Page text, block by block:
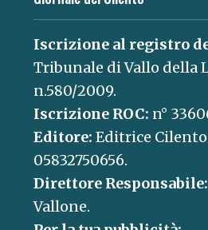
Iscrizione al registro
Tribunale di Vallo della
n.580/2009.
Iscrizione ROC: n°
Editore: Editrice Cilento
05832750656.
Direttore Responsabile:
Vallone.